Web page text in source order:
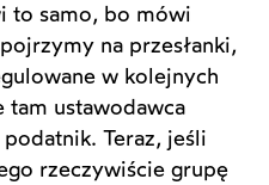
to samo, bo mówi
na przesłanki,
w kolejnych
tam ustawodawca
podatnik. Teraz, jeśli
rzeczywiście grupę